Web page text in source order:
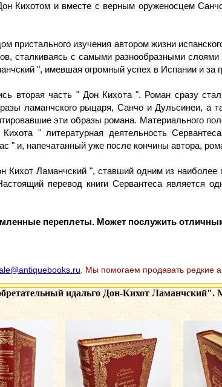
Кихотом и вместе с верным оруженосцем
пристального изучения автором жизни
сталкиваясь с самыми разнообразными
", имевшая огромный успех в Испании и за
вторая часть " Дон Кихота ". Роман сразу
ламанчского рыцаря, Санчо и Дульсинеи, а
эти образы романа. Материального
" литературная деятельность
" и, напечатанный уже после кончины автора,
Кихот Ламанчский ", ставший одним из
перевод книги Сервантеса является
переплеты. Может послужить
. Мы помогаем продавать редкие
идальго Дон-Кихот Ламанчский".